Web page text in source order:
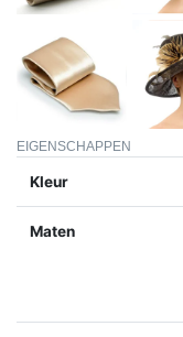
EIGENSCHAPPEN
Kleur
Maten